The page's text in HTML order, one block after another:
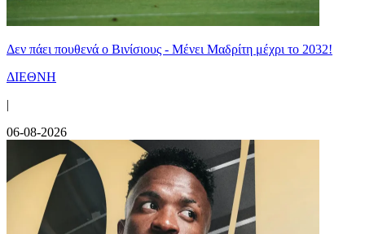
Δεν πάει πουθενά ο Βινίσιους - Μένει Μαδρίτη μέχρι το 2032!
ΔΙΕΘΝΗ
|
06-08-2026